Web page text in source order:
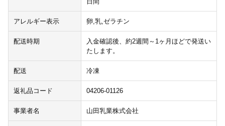
アレルギー表示 卵,乳,ゼラチン
配送時期
入金確認後、約2週間～1ヶ月ほどで発送い
たします。
配送 冷凍
返礼品コード 04206-01126
事業者名 山田乳業株式会社